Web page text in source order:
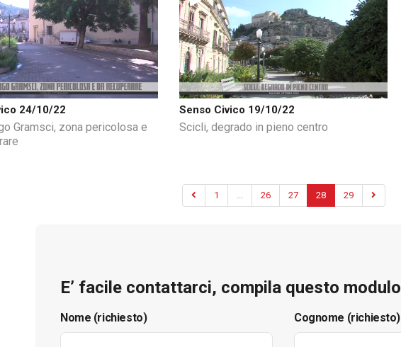
24/10/22
Gramsci, zona pericolosa e
Senso Civico 19/10/22
Scicli, degrado in pieno centro
1 26 27 28 29
E’ facile contattarci, compila questo modulo
Nome (richiesto) Cognome (richiesto)